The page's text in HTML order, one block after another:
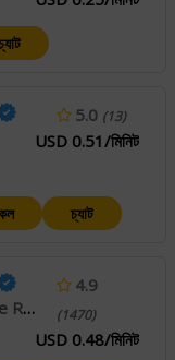
5.0 (13)
USD 0.51/মিনিট
চ্যাট
Vedic, Numerology, Face Reading
4.9
(1470)
USD 0.48/মিনিট